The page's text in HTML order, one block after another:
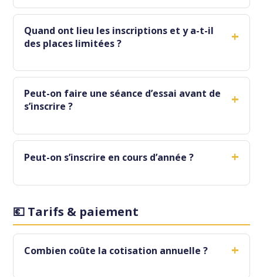
Quand ont lieu les inscriptions et y a-t-il
des places limitées ?
+
Peut-on faire une séance d’essai avant de
s’inscrire ?
+
Peut-on s’inscrire en cours d’année ? +
💶 Tarifs & paiement
Combien coûte la cotisation annuelle ? +